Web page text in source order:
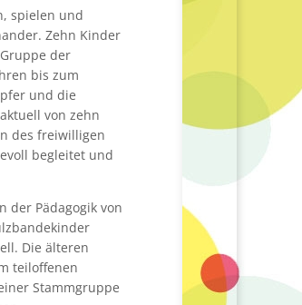
spielen und
Zehn Kinder
der
bis zum
und die
von zehn
des freiwilligen
begleitet und
der Pädagogik von
Die älteren
teiloffenen
Stammgruppe